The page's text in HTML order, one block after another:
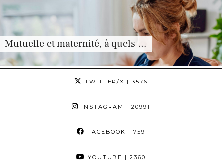
Mutuelle et maternité, à quels …
TWITTER/X | 3576
INSTAGRAM | 20991
FACEBOOK | 759
YOUTUBE | 2360